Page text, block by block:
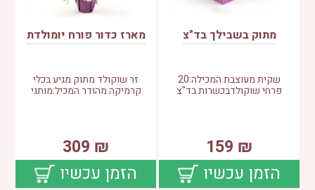
מתוק בשבילך בד"צ
שקית מעוצבת המכילה:20
פרחי שוקולדבכשרות בד"צ
₪
159
הזמן עכשיו
מארז כדור פורח יומולדת
זר שוקולד מתוק מגיע בכלי
קרמיקה מהודר המכיל:מותגי
₪
309
הזמן עכשיו